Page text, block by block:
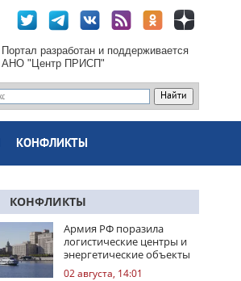
Портал разработан и поддерживается
АНО "Центр ПРИСП"
КОНФЛИКТЫ
КОНФЛИКТЫ
Армия РФ поразила
логистические центры и
энергетические объекты
Украины
02 августа, 14:01